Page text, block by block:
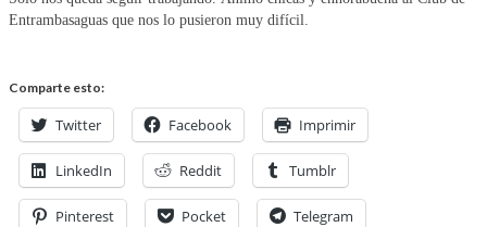
Entrambasaguas que nos lo pusieron muy difícil.
Comparte esto:
Twitter Facebook Imprimir
LinkedIn Reddit Tumblr
Pinterest Pocket Telegram